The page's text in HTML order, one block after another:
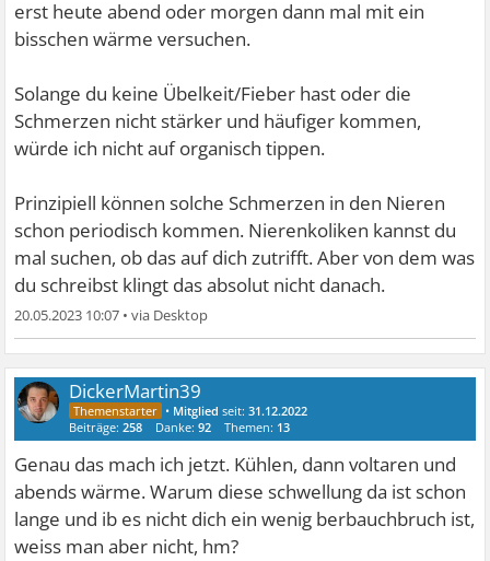
erst heute abend oder morgen dann mal mit ein
bisschen wärme versuchen.
Solange du keine Übelkeit/Fieber hast oder die
Schmerzen nicht stärker und häufiger kommen,
würde ich nicht auf organisch tippen.
Prinzipiell können solche Schmerzen in den Nieren
schon periodisch kommen. Nierenkoliken kannst du
mal suchen, ob das auf dich zutrifft. Aber von dem was
du schreibst klingt das absolut nicht danach.
20.05.2023 10:07 •
DickerMartin39
• Mitglied seit:31.12.2022
Beiträge:258 Danke:92 Themen: 13
Genau das mach ich jetzt. Kühlen, dann voltaren und
abends wärme. Warum diese schwellung da ist schon
lange und ib es nicht dich ein wenig berbauchbruch ist,
weiss man aber nicht, hm?